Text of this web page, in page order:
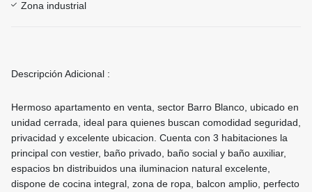
Zona industrial
Descripción Adicional :
Hermoso apartamento en venta, sector Barro Blanco, ubicado en
unidad cerrada, ideal para quienes buscan comodidad seguridad,
privacidad y excelente ubicacion. Cuenta con 3 habitaciones la
principal con vestier, baño privado, baño social y baño auxiliar,
espacios bn distribuidos una iluminacion natural excelente,
dispone de cocina integral, zona de ropa, balcon amplio, perfecto